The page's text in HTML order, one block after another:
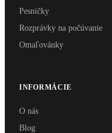
Pesničky
Rozprávky na počúvanie
Omaľovánky
INFORMÁCIE
O nás
Blog